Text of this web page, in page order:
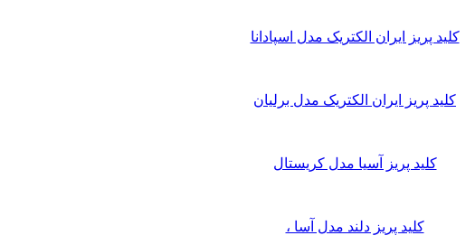
کلید پریز ایران الکتریک مدل اسپادانا
کلید پریز ایران الکتریک مدل برلیان
کلید پریز آسیا مدل کریستال
کلید پریز دلند مدل آسا ،